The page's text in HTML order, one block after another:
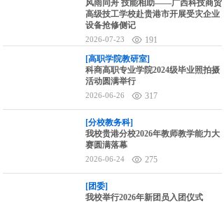
风雨同舟 技能相助——广西科技商贸
高级技工学校赴贵港市开展受灾企业
设备抢修侧记
2026-07-23
191
[高职学院教研室]
科商高职专业学院2024级毕业照拍摄
活动圆满举行
2026-06-26 317
[分校教务科]
我校贵港分校2026年教师教学能力大
赛圆满落幕
2026-06-24 275
[团委]
我校举行2026年新团员入团仪式